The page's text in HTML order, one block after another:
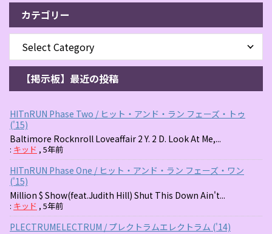
カテゴリー
【掲示板】最近の投稿
HITnRUN Phase Two / ヒット・アンド・ラン フェーズ・トゥ
('15)
Baltimore Rocknroll Loveaffair 2 Y. 2 D. Look At Me,...
: キッド , 5年前
HITnRUN Phase One / ヒット・アンド・ラン フェーズ・ワン
('15)
Million $ Show(feat.Judith Hill) Shut This Down Ain't...
: キッド , 5年前
PLECTRUMELECTRUM / プレクトラムエレクトラム ('14)